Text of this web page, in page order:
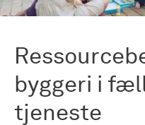
byggeri i
tjeneste